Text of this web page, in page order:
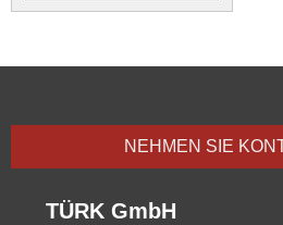
NEHMEN SIE
TÜRK GmbH